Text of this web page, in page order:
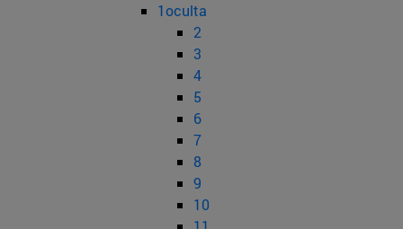
1oculta
2
3
4
5
6
7
8
9
10